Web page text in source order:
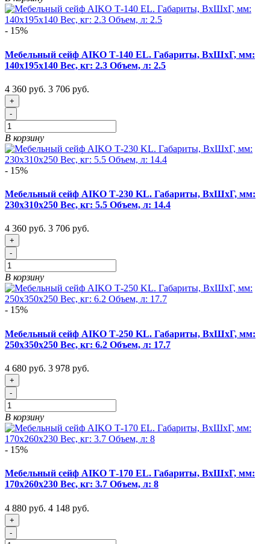
- 15%
Мебельный сейф AIKO Т-140 EL. Габариты, ВxШxГ, мм:
140x195x140 Вес, кг: 2.3 Объем, л: 2.5
4 360 руб. 3 706 руб.
+
-
В корзину
- 15%
Мебельный сейф AIKO Т-230 KL. Габариты, ВxШxГ, мм:
230x310x250 Вес, кг: 5.5 Объем, л: 14.4
4 360 руб. 3 706 руб.
+
-
В корзину
- 15%
Мебельный сейф AIKO Т-250 KL. Габариты, ВxШxГ, мм:
250x350x250 Вес, кг: 6.2 Объем, л: 17.7
4 680 руб. 3 978 руб.
+
-
В корзину
- 15%
Мебельный сейф AIKO Т-170 EL. Габариты, ВxШxГ, мм:
170x260x230 Вес, кг: 3.7 Объем, л: 8
4 880 руб. 4 148 руб.
+
-